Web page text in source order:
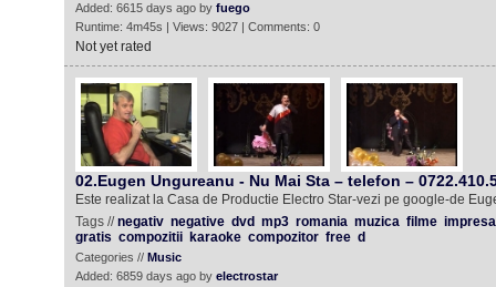
Added: 6615 days ago by fuego
Runtime: 4m45s | Views: 9027 | Comments: 0
Not yet rated
02.Eugen Ungureanu - Nu Mai Sta – telefon –
Este realizat la Casa de Productie Electro Star-vezi pe google-de
Tags //negativ negative dvd mp3 romania muzica filme
gratis compozitii karaoke compozitor free d
Categories // Music
Added: 6859 days ago by electrostar